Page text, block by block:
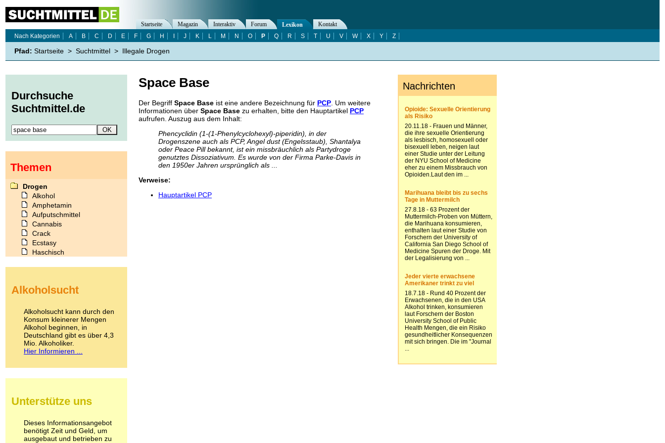
Space Base
Der Begriff Space Base ist eine andere Bezeichnung für PCP. Um weitere
Informationen über Space Base zu erhalten, bitte den Hauptartikel PCP
aufrufen. Auszug aus dem Inhalt:
Phencyclidin (1-(1-Phenylcyclohexyl)-piperidin), in der
Drogenszene auch als PCP, Angel dust (Engelsstaub), Shantalya
oder Peace Pill bekannt, ist ein missbräuchlich als Partydroge
genutztes Dissoziativum. Es wurde von der Firma Parke-Davis in
den 1950er Jahren ursprünglich als ...
Verweise:
Hauptartikel PCP
Startseite Magazin Interaktiv Forum Lexikon
Kontakt
Nach Kategorien
A B C D E F G H J K L M N O P Q R S T U V W X Y Z
Pfad: Startseite > Suchtmittel > Illegale Drogen
Durchsuche
Suchtmittel.de
Themen
Drogen
Alkohol
Amphetamin
Aufputschmittel
Cannabis
Crack
Ecstasy
Haschisch
Kokain
LSD
Marihuana
Medikamente
Meskalin
Metamphetamin
Methadon
Pilze
Psychopharmaka
Schlafmittel
Schmerzmittel
Alkoholsucht
Alkoholsucht kann durch den
Konsum kleinerer Mengen
Alkohol beginnen, in
Deutschland gibt es über 4,3
Mio. Alkoholiker.
Hier Informieren ...
Unterstütze uns
Dieses Informationsangebot
benötigt Zeit und Geld, um
ausgebaut und betrieben zu